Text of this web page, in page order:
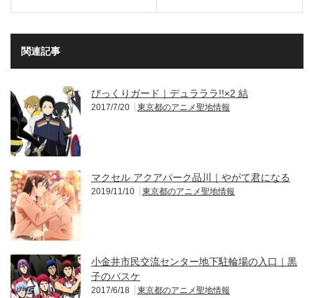
関連記事
びっくりガード｜デュラララ!!×2 結
2017/7/20 東京都のアニメ聖地情報
マクセル アクアパーク品川｜やがて君になる
2019/11/10 東京都のアニメ聖地情報
小金井市民交流センター地下駐輪場の入口｜黒
子のバスケ
2017/6/18 東京都のアニメ聖地情報